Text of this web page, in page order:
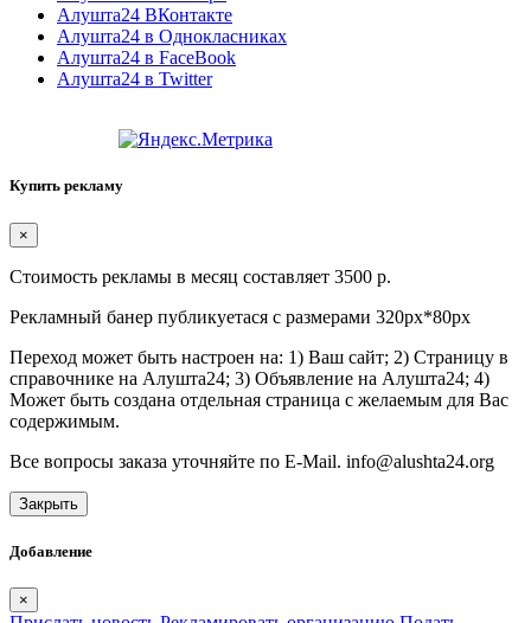
Алушта24 ВКонтакте
Алушта24 в Однокласниках
Алушта24 в FaceBook
Алушта24 в Twitter
Купить рекламу
×
Стоимость рекламы в месяц составляет 3500 р.
Рекламный банер публикуетася с размерами 320px*80px
Переход может быть настроен на: 1) Ваш сайт; 2) Страницу в
справочнике на Алушта24; 3) Объявление на Алушта24; 4)
Может быть создана отдельная страница с желаемым для Вас
содержимым.
Все вопросы заказа уточняйте по E-Mail. info@alushta24.org
Закрыть
Добавление
×